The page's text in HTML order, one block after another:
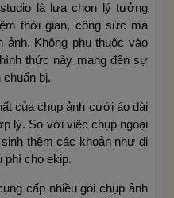
là lựa chọn lý tưởng
thời gian, công sức mà
Không phụ thuộc vào
thức này mang đến sự
chuẩn bị.
của chụp ảnh cưới áo dài
lý. So với việc chụp ngoại
thêm các khoản như di
phí cho ekip.
cấp nhiều gói chụp ảnh